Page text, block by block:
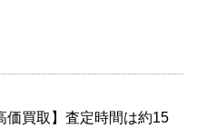
価買取】査定時間は約15